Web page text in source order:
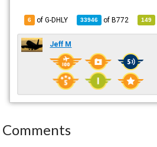
6 of G-DHLY 33946 ofB772 149
Jeff M
Comments